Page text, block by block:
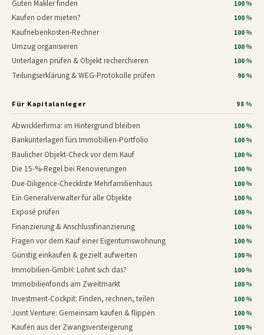
Guten Makler finden 100 %
Kaufen oder mieten? 100 %
Kaufnebenkosten-Rechner 100 %
Umzug organisieren 100 %
Unterlagen prüfen & Objekt recherchieren 100 %
Teilungserklärung & WEG-Protokolle prüfen 90 %
Für Kapitalanleger 98 %
Abwicklerfirma: im Hintergrund bleiben 100 %
Bankunterlagen fürs Immobilien-Portfolio 100 %
Baulicher Objekt-Check vor dem Kauf 100 %
Die 15-%-Regel bei Renovierungen 100 %
Due-Diligence-Checkliste Mehrfamilienhaus 100 %
Ein Generalverwalter für alle Objekte 100 %
Exposé prüfen 100 %
Finanzierung & Anschlussfinanzierung 100 %
Fragen vor dem Kauf einer Eigentumswohnung 100 %
Günstig einkaufen & gezielt aufwerten 100 %
Immobilien-GmbH: Lohnt sich das? 100 %
Immobilienfonds am Zweitmarkt 100 %
Investment-Cockpit: Finden, rechnen, teilen 100 %
Joint Venture: Gemeinsam kaufen & flippen 100 %
Kaufen aus der Zwangsversteigerung 100 %